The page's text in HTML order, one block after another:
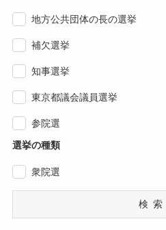
地方公共団体の長の選挙
補欠選挙
知事選挙
東京都議会議員選挙
参院選
選挙の種類
衆院選
検索